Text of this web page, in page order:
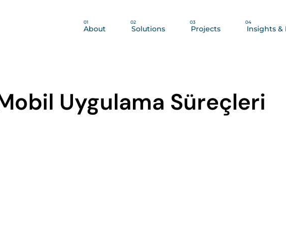
About
01
Solutions
02
Projects
03
Insights &
04
Uygulama Süreçleri